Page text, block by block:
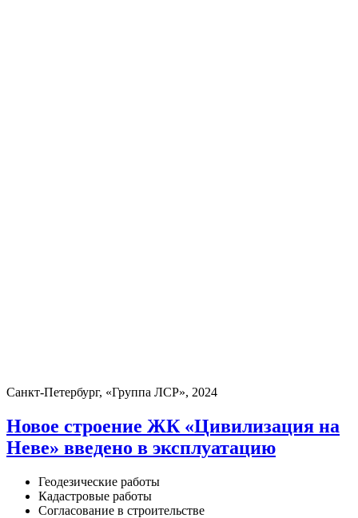
Санкт-Петербург, «Группа ЛСР», 2024
Новое строение ЖК «Цивилизация на
Неве» введено в эксплуатацию
Геодезические работы
Кадастровые работы
Согласование в строительстве